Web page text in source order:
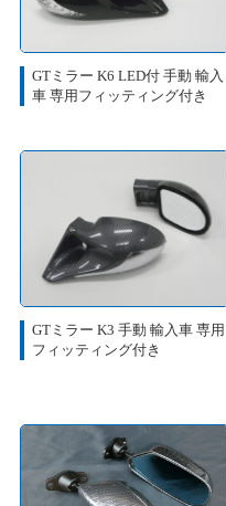
GTミラー K6 LED付 手動 輸入
車 専用フィッティング付き
GTミラー K3 手動 輸入車 専用
フィッティング付き